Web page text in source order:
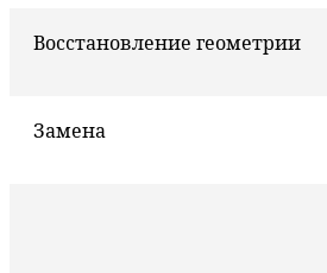
Восстановление геометрии
Замена